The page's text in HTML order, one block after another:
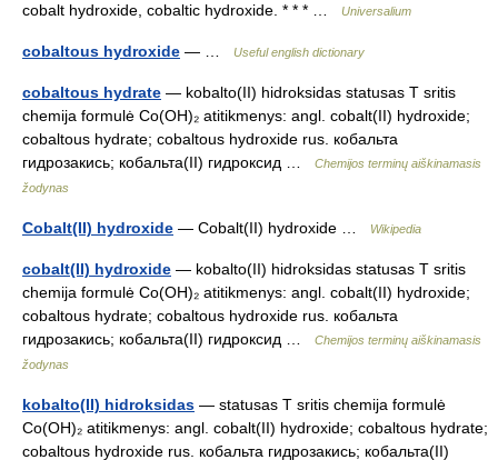
cobalt hydroxide, cobaltic hydroxide. * * * …
Universalium
cobaltous hydroxide — … Useful english dictionary
cobaltous hydrate — kobalto(II) hidroksidas statusas T sritis
chemija formulė Co(OH)₂ atitikmenys: angl. cobalt(II) hydroxide;
cobaltous hydrate; cobaltous hydroxide rus. кобальта
гидрозакись; кобальта(II) гидроксид …
Chemijos terminų aiškinamasis
žodynas
Cobalt(II) hydroxide — Cobalt(II) hydroxide … Wikipedia
cobalt(II) hydroxide — kobalto(II) hidroksidas statusas T sritis
chemija formulė Co(OH)₂ atitikmenys: angl. cobalt(II) hydroxide;
cobaltous hydrate; cobaltous hydroxide rus. кобальта
гидрозакись; кобальта(II) гидроксид …
Chemijos terminų aiškinamasis
žodynas
kobalto(II) hidroksidas — statusas T sritis chemija formulė
Co(OH)₂ atitikmenys: angl. cobalt(II) hydroxide; cobaltous hydrate;
cobaltous hydroxide rus. кобальта гидрозакись; кобальта(II)